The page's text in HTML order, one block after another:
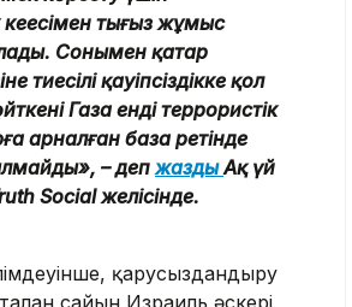
кеңесімен тығыз жұмыс
Сонымен қатар
тиесілі қауіпсіздікке қол
Газа енді террористік
арналған база ретінде
– деп жаздыАқ үй
Social желісінде.
қарусыздандыру
сайын Израиль әскері